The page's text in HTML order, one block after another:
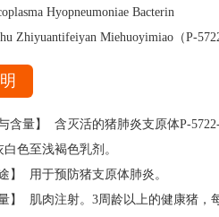
Hyopneumoniae Bacterin
Zhiyuantifeiyan Miehuoyimiao（P-
含量】 含灭活的猪肺炎支原体P-
白色至浅褐色乳剂。
】 用于预防猪支原体肺炎。
量】 肌肉注射。3周龄以上的健康猪